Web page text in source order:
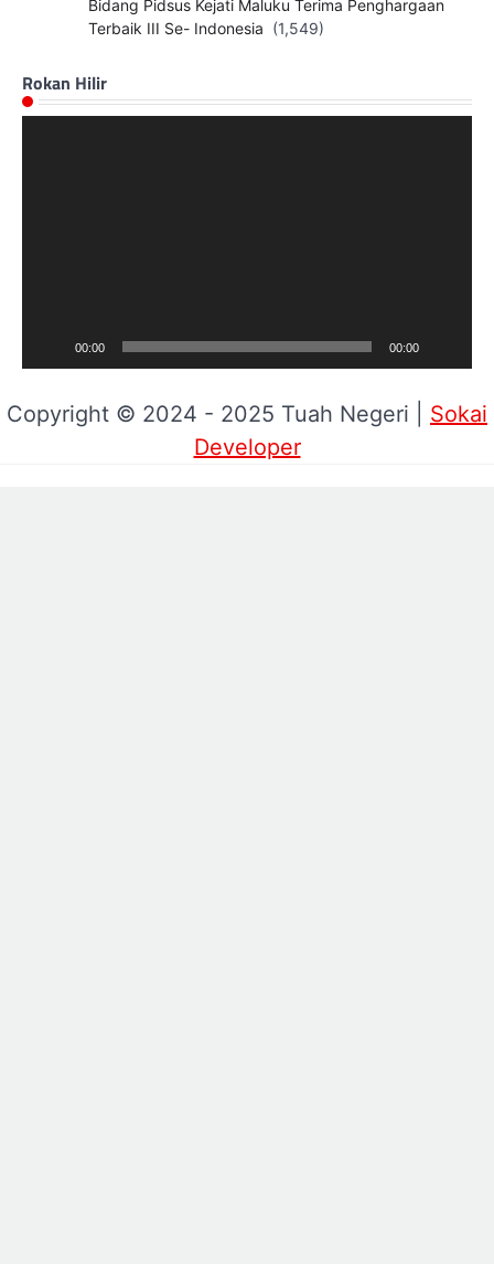
Bidang Pidsus Kejati Maluku Terima Penghargaan
Terbaik III Se- Indonesia (1,549)
Rokan Hilir
00:00 00:00
Copyright © 2024 - 2025 Tuah Negeri | Sokai
Developer